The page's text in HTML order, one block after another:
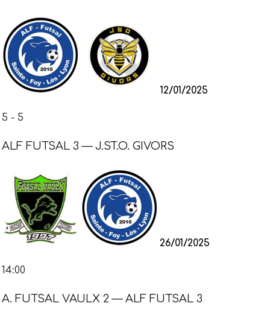
12/01/2025
5 - 5
ALF FUTSAL 3 — J.ST.O. GIVORS
26/01/2025
14:00
A. FUTSAL VAULX 2 — ALF FUTSAL 3